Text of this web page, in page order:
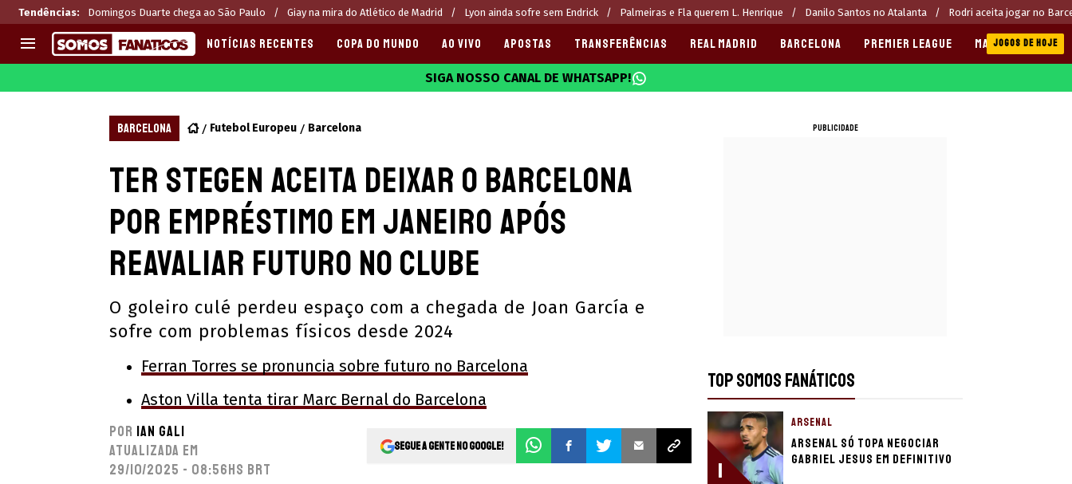
Tendências: Domingos Duarte chega ao São Paulo Giay na mira do Atlético de Madrid Lyon ainda sofre sem Endrick Palmeiras e Fla querem L. Henrique Danilo Santos no Atalanta Rodri aceita jogar no
CHAMPIONS LEAGUE
PREMIER LEAGUE
LIGA PORTUGUESA
Melhores sites de apostas 2025
CASAS DE APOSTAS
CÓDIGOS e OFERTAS
APPS
NOTÍCIAS RECENTES COPA DO MUNDO AO VIVO APOSTAS TRANSFERÊNCIAS REAL MADRID BARCELONA PREMIER LEAGUE MANCHESTER CITY
JOGOS DE HOJE
SIGA NOSSO CANAL DE WHATSAPP!
BARCELONA Futebol Europeu Barcelona
Ter Stegen aceita deixar o Barcelona
por empréstimo em janeiro após
reavaliar futuro no clube
O goleiro culé perdeu espaço com a chegada de Joan García e
sofre com problemas físicos desde 2024
Ferran Torres se pronuncia sobre futuro no Barcelona
Aston Villa tenta tirar Marc Bernal do Barcelona
Por Ian Gali
Atualizada em
29/10/2025 - 08:56hs BRT
Segue a gente no Google!
PUBLICIDADE
TOP SOMOS FANÁTICOS
1
ARSENAL
Arsenal só topa negociar
Gabriel Jesus em definitivo